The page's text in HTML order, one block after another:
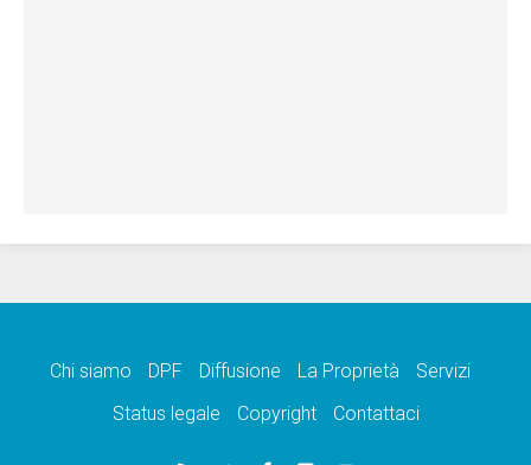
Chi siamo DPF Diffusione La Proprietà
Servizi
Status legale
Copyright Contattaci